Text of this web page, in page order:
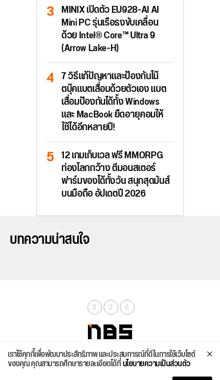
MINIX เปิดตัว EU928-AI AI
Mini PC รุ่นเรือธงขับเคลื่อน
ด้วย Intel® Core™ Ultra 9
(Arrow Lake-H)
7 วิธีแก้ปัญหาและป้องกันโน๊
ตบุ๊คแบตเสื่อมด้วยตัวเอง แบต
เสื่อมป้องกันได้ทั้ง Windows
และ MacBook ยืดอายุคอมให้
ใช้ได้อีกหลายปี!
12 เกมเก็บเวล ฟรี MMORPG
ท่องโลกกว้าง ตีมอนสเตอร์
ฟาร์มของได้ทั้งวัน สนุกสุดมันส์
บนมือถือ อัปเดตปี 2026
บทความน่าสนใจ
จัดสเปค ค้นหา บทความ รีวิวล่าสุด บทความยอดนิยม ติดต่อเรา
เราใช้คุกกี้เพื่อพัฒนาประสิทธิภาพ และประสบการณ์ที่ดีในการใช้เว็บไซต์
ของคุณ คุณสามารถศึกษารายละเอียดได้ที่นโยบายความเป็นส่วนตัว